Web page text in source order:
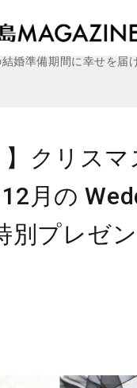
婚準備期間に幸せを
】クリス
月の
別プレゼ